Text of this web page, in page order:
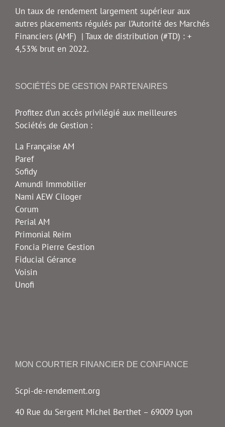
Un taux de rendement largement supérieur aux
autres placements régulés par l’Autorité des Marchés
Financiers (AMF) | Taux de distribution (#TD) : +
4,53% brut en 2022.
SOCIÉTÉS DE GESTION PARTENAIRES
Profitez d’un accès privilégié aux meilleures
Sociétés de Gestion :
La Française AM
Paref
Sofidy
Amundi Immobilier
Nami AEW Ciloger
Corum
Perial AM
Primonial Reim
Foncia Pierre Gestion
Fiducial Gérance
Voisin
Unofi
MON COURTIER FINANCIER DE CONFIANCE
Scpi-de-rendement.org
40 Rue du Sergent Michel Berthet – 69009 Lyon